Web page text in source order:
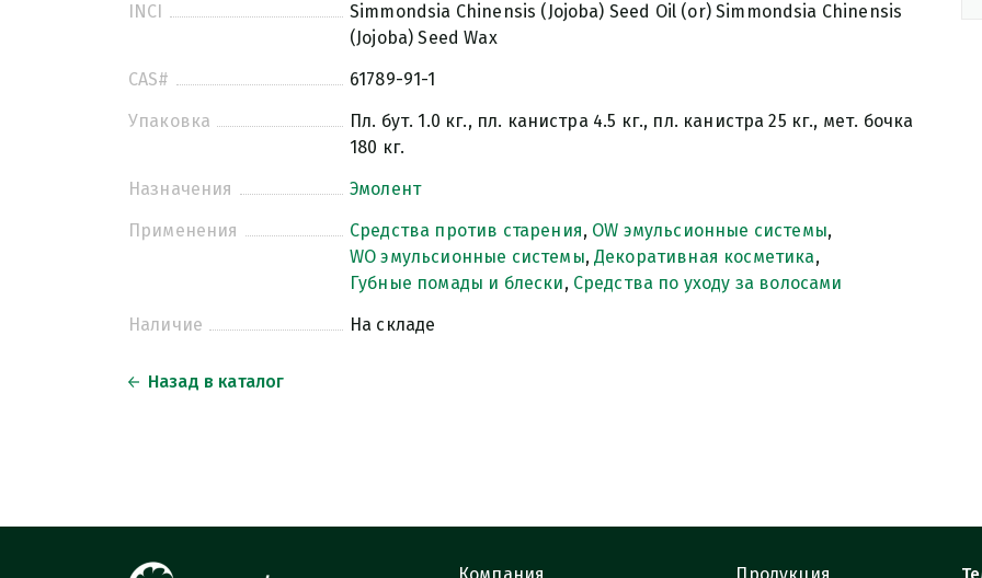
INCI
Simmondsia Chinensis (Jojoba) Seed Oil (or) Simmondsia Chinensis
(Jojoba) Seed Wax
CAS#
61789-91-1
Упаковка
Пл. бут. 1.0 кг., пл. канистра 4.5 кг., пл. канистра 25 кг., мет. бочка
180 кг.
Назначения
Эмолент
Применения
Средства против старения, OW эмульсионные системы,
WO эмульсионные системы,Декоративная косметика,
Губные помады и блески, Средства по уходу за волосами
Наличие
На складе
Назад в каталог